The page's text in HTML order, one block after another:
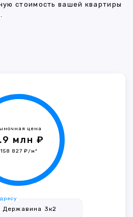
стоимость вашей квартиры
цена
млн ₽
158 827 ₽/м²